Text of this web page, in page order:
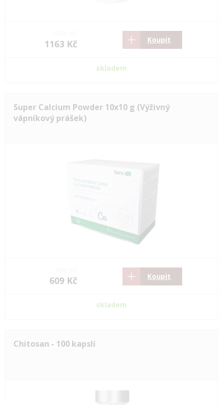
1163 Kč Koupit
skladem
Super Calcium Powder 10x10 g (Výživný
vápníkový prášek)
609 Kč Koupit
skladem
Chitosan - 100 kapslí